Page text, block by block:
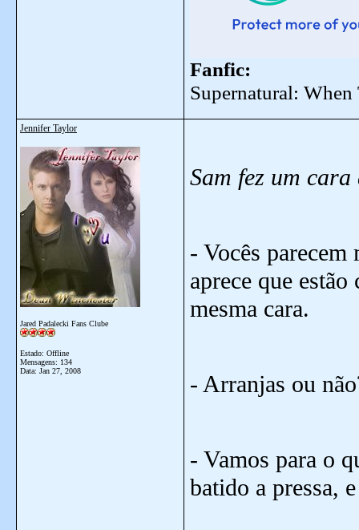
Fanfic:
Supernatural:
Jennifer Taylor
Jared Padalecki Fans Clube
Estado: Offline
Mensagens: 134
Data: Jan 27, 2008
Sam fez um
- Vocês
aprece que
mesma cara.
- Arranjas ou
- Vamos para o
batido a pressa,